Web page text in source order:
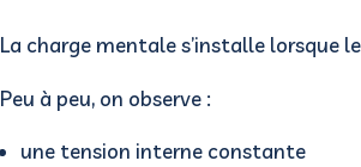
La charge mentale s’installe lorsque
Peu à peu, on observe :
une tension interne constante